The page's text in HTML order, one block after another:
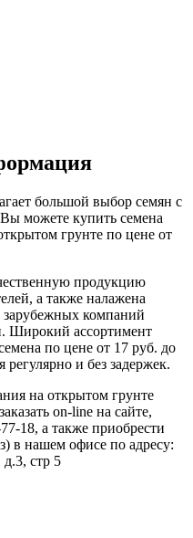
большой выбор семян с
можете купить семена
грунте по цене от
продукцию
а также налажена
зарубежных компаний
Широкий ассортимент
по цене от 17 руб. до
и без задержек.
на открытом грунте
on-line на сайте,
18, а также приобрести
в нашем офисе по адресу:
стр 5